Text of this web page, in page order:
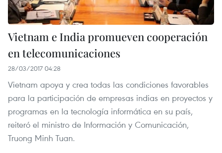
Vietnam e India promueven cooperación
en telecomunicaciones
28/03/2017 04:28
Vietnam apoya y crea todas las condiciones favorables
para la participación de empresas indias en proyectos y
programas en la tecnología informática en su país,
reiteró el ministro de Información y Comunicación,
Truong Minh Tuan.